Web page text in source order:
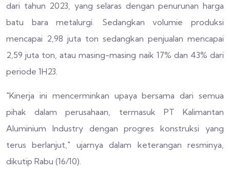
dari tahun 2023, yang selaras dengan penurunan harga
batu bara metalurgi. Sedangkan volumie produksi
mencapai 2,98 juta ton sedangkan penjualan mencapai
2,59 juta ton, atau masing-masing naik 17% dan 43% dari
periode 1H23.
"Kinerja ini mencerminkan upaya bersama dari semua
pihak dalam perusahaan, termasuk PT Kalimantan
Aluminium Industry dengan progres konstruksi yang
terus berlanjut," ujarnya dalam keterangan resminya,
dikutip Rabu (16/10).